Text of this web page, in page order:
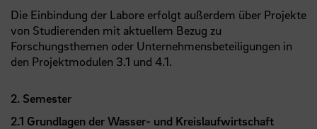
Die Einbindung der Labore erfolgt außerdem über Projekte
von Studierenden mit aktuellem Bezug zu
Forschungsthemen oder Unternehmensbeteiligungen in
den Projektmodulen 3.1 und 4.1.
2. Semester
2.1 Grundlagen der Wasser- und Kreislaufwirtschaft